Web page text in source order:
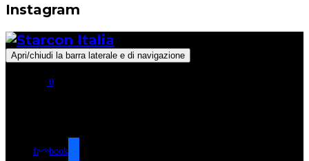
Instagram
Apri/chiudi la barra laterale e di navigazione
0
facebook